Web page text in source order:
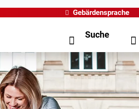
Gebärdensprache
Suche